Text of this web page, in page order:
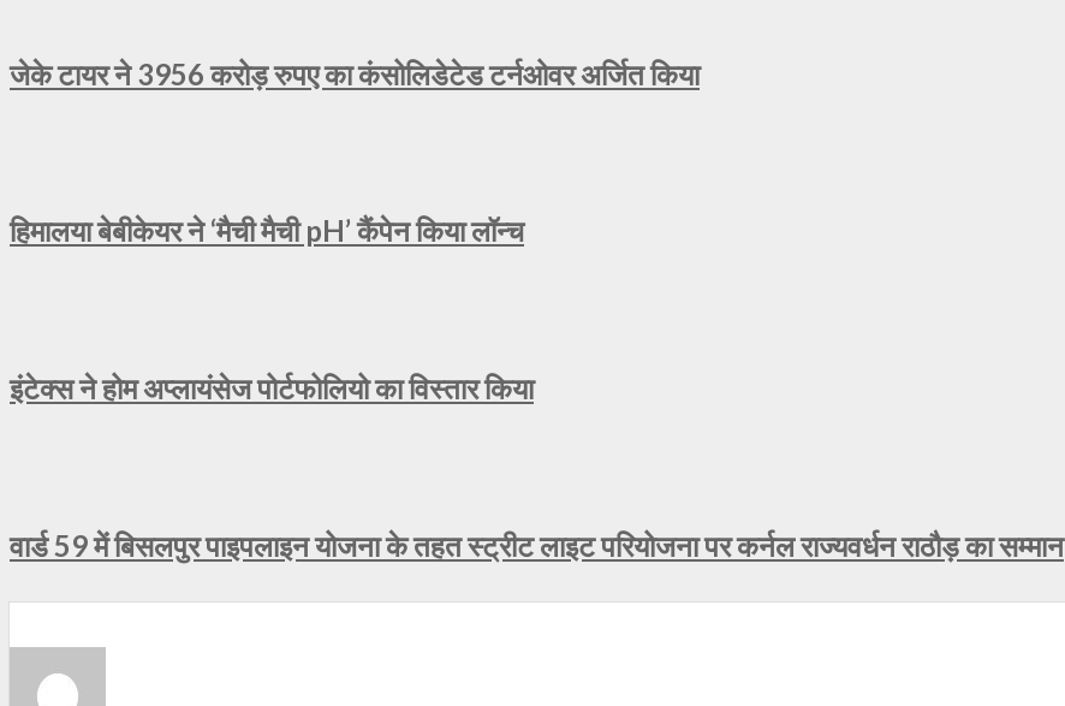
जेके टायर ने 3956 करोड़ रुपए का कंसोलिडेटेड टर्नओवर अर्जित किया
हिमालया बेबीकेयर ने ‘मैची मैची pH’ कैंपेन किया लॉन्च
इंटेक्स ने होम अप्लायंसेज पोर्टफोलियो का विस्तार किया
वार्ड 59 में बिसलपुर पाइपलाइन योजना के तहत स्ट्रीट लाइट परियोजना पर कर्नल राज्यवर्धन राठौड़ का सम्मान